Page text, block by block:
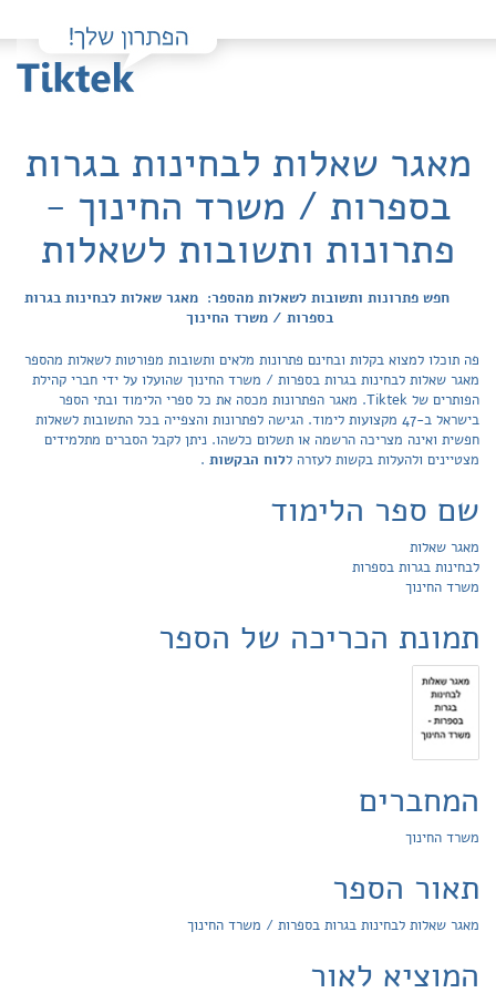
מאגר שאלות לבחינות בגרות
בספרות / משרד החינוך -
פתרונות ותשובות לשאלות
חפש פתרונות ותשובות לשאלות מהספר: מאגר שאלות לבחינות בגרות
בספרות / משרד החינוך
פה תוכלו למצוא בקלות ובחינם פתרונות מלאים ותשובות מפורטות לשאלות מהספר
מאגר שאלות לבחינות בגרות בספרות / משרד החינוך שהועלו על ידי חברי קהילת
הפותרים של Tiktek. מאגר הפתרונות מכסה את כל ספרי הלימוד ובתי הספר
בישראל ב-47 מקצועות לימוד. הגישה לפתרונות והצפייה בכל התשובות לשאלות
חפשית ואינה מצריכה הרשמה או תשלום כלשהו. ניתן לקבל הסברים מתלמידים
מצטיינים ולהעלות בקשות לעזרה ללוח הבקשות .
שם ספר הלימוד
מאגר שאלות
לבחינות בגרות בספרות
משרד החינוך
תמונת הכריכה של הספר
המחברים
משרד החינוך
תאור הספר
מאגר שאלות לבחינות בגרות בספרות / משרד החינוך
המוציא לאור